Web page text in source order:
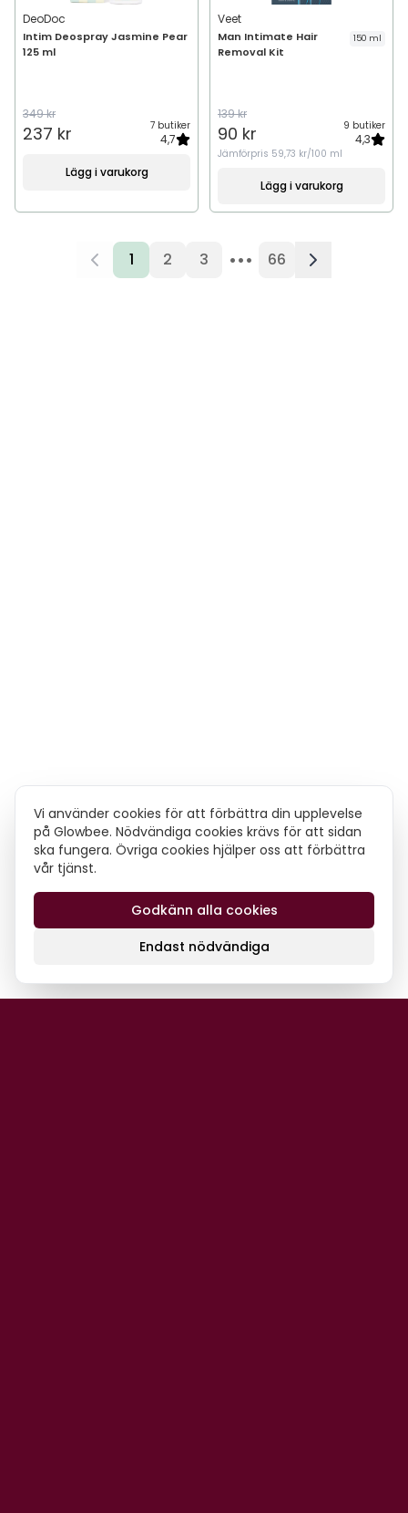
Vi använder cookies för att förbättra din upplevelse
på Glowbee. Nödvändiga cookies krävs för att sidan
ska fungera. Övriga cookies hjälper oss att förbättra
vår tjänst.
Endast nödvändiga
Godkänn alla cookies
DeoDoc
Intim Deospray Jasmine Pear
125 ml
349 kr
237 kr 7 butiker
4,7
Lägg i varukorg
Veet
Man Intimate Hair
Removal Kit
150 ml
139 kr
90 kr 9 butiker
4,3
Jämförpris 59,73 kr/100 ml
Lägg i varukorg
1 2 3 ••• 66